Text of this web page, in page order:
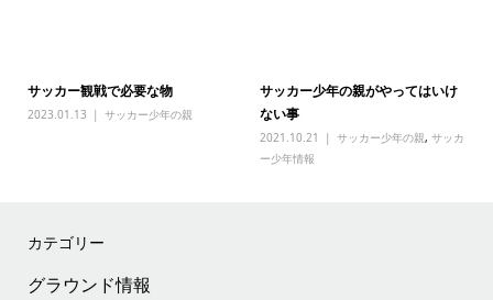
サッカー観戦で必要な物
2023.01.13 サッカー少年の親
サッカー少年の親がやってはいけ
ない事
2021.10.21 サッカー少年の親,サッカ
ー少年情報
カテゴリー
グラウンド情報